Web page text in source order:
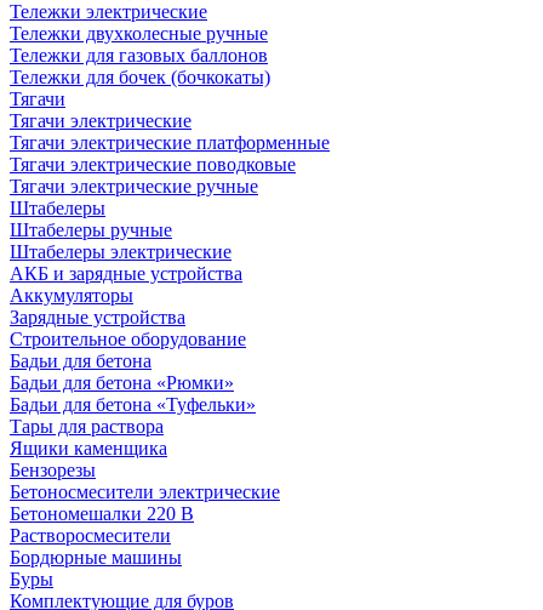
Тележки электрические
Тележки двухколесные ручные
Тележки для газовых баллонов
Тележки для бочек (бочкокаты)
Тягачи
Тягачи электрические
Тягачи электрические платформенные
Тягачи электрические поводковые
Тягачи электрические ручные
Штабелеры
Штабелеры ручные
Штабелеры электрические
АКБ и зарядные устройства
Аккумуляторы
Зарядные устройства
Строительное оборудование
Бадьи для бетона
Бадьи для бетона «Рюмки»
Бадьи для бетона «Туфельки»
Тары для раствора
Ящики каменщика
Бензорезы
Бетоносмесители электрические
Бетономешалки 220 В
Растворосмесители
Бордюрные машины
Буры
Комплектующие для буров